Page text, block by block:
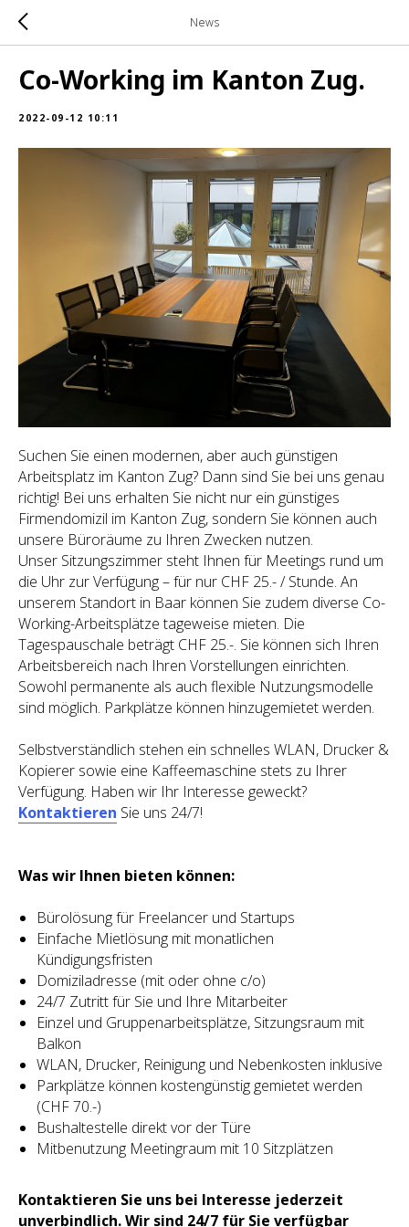
News
Co-Working im Kanton Zug.
2022-09-12 10:11
Suchen Sie einen modernen, aber auch günstigen
Arbeitsplatz im Kanton Zug? Dann sind Sie bei uns genau
richtig! Bei uns erhalten Sie nicht nur ein günstiges
Firmendomizil im Kanton Zug, sondern Sie können auch
unsere Büroräume zu Ihren Zwecken nutzen.
Unser Sitzungszimmer steht Ihnen für Meetings rund um
die Uhr zur Verfügung – für nur CHF 25.- / Stunde. An
unserem Standort in Baar können Sie zudem diverse Co-
Working-Arbeitsplätze tageweise mieten. Die
Tagespauschale beträgt CHF 25.-. Sie können sich Ihren
Arbeitsbereich nach Ihren Vorstellungen einrichten.
Sowohl permanente als auch flexible Nutzungsmodelle
sind möglich. Parkplätze können hinzugemietet werden.
Selbstverständlich stehen ein schnelles WLAN, Drucker &
Kopierer sowie eine Kaffeemaschine stets zu Ihrer
Verfügung. Haben wir Ihr Interesse geweckt?
Kontaktieren Sie uns 24/7!
Was wir Ihnen bieten können:
Bürolösung für Freelancer und Startups
Einfache Mietlösung mit monatlichen
Kündigungsfristen
Domiziladresse (mit oder ohne c/o)
24/7 Zutritt für Sie und Ihre Mitarbeiter
Einzel und Gruppenarbeitsplätze, Sitzungsraum mit
Balkon
WLAN, Drucker, Reinigung und Nebenkosten inklusive
Parkplätze können kostengünstig gemietet werden
(CHF 70.-)
Bushaltestelle direkt vor der Türe
Mitbenutzung Meetingraum mit 10 Sitzplätzen
Kontaktieren Sie uns bei Interesse jederzeit
unverbindlich. Wir sind 24/7 für Sie verfügbar